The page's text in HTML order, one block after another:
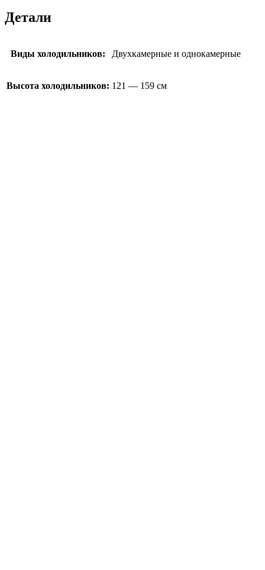
Детали
Виды холодильников: Двухкамерные и однокамерные
Высота холодильников: 121 — 159 см